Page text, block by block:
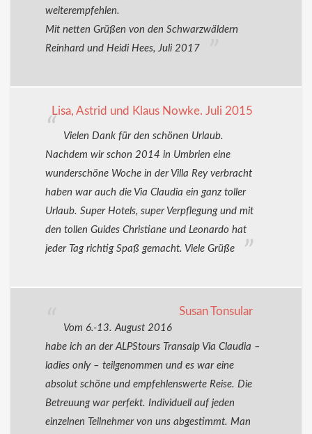
weiterempfehlen.
Mit netten Grüßen von den Schwarzwäldern
Reinhard und Heidi Hees, Juli 2017
Lisa, Astrid und Klaus Nowke. Juli 2015
Vielen Dank für den schönen Urlaub.
Nachdem wir schon 2014 in Umbrien eine
wunderschöne Woche in der Villa Rey verbracht
haben war auch die Via Claudia ein ganz toller
Urlaub. Super Hotels, super Verpflegung und mit
den tollen Guides Christiane und Leonardo hat
jeder Tag richtig Spaß gemacht. Viele Grüße
Susan Tonsular
Vom 6.-13. August 2016
habe ich an der ALPStours Transalp Via Claudia –
ladies only – teilgenommen und es war eine
absolut schöne und empfehlenswerte Reise. Die
Betreuung war perfekt. Individuell auf jeden
einzelnen Teilnehmer von uns abgestimmt. Man